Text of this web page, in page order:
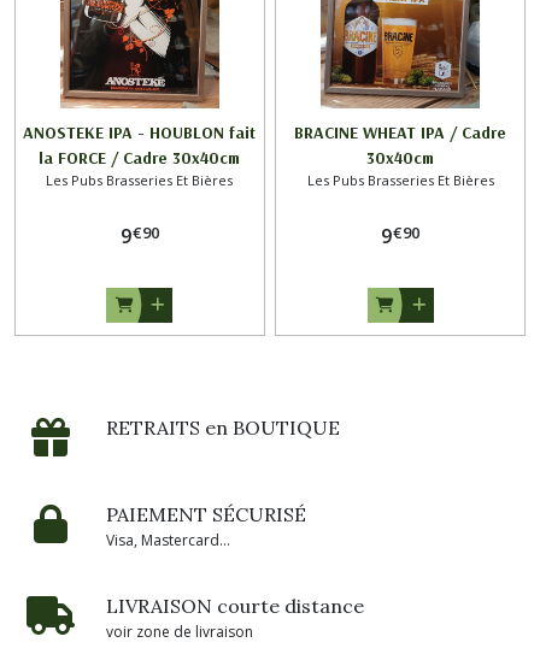
ANOSTEKE IPA - HOUBLON fait
la FORCE / Cadre 30x40cm
Les Pubs Brasseries Et Bières
9€90
BRACINE WHEAT IPA / Cadre
30x40cm
Les Pubs Brasseries Et Bières
9€90
RETRAITS en BOUTIQUE
PAIEMENT SÉCURISÉ
Visa, Mastercard...
LIVRAISON courte distance
voir zone de livraison